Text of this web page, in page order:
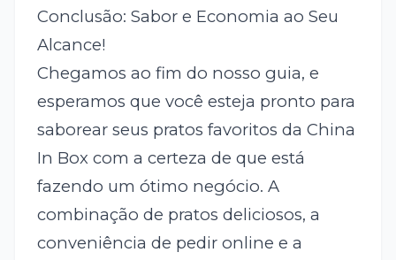
Conclusão: Sabor e Economia ao Seu
Alcance!
Chegamos ao fim do nosso guia, e
esperamos que você esteja pronto para
saborear seus pratos favoritos da China
In Box com a certeza de que está
fazendo um ótimo negócio. A
combinação de pratos deliciosos, a
conveniência de pedir online e a